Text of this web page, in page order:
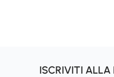
ISCRIVITI ALLA